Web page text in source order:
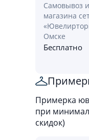
Самовывоз
магазина
Омске
Бесплатно
Примерка
при
скидок)